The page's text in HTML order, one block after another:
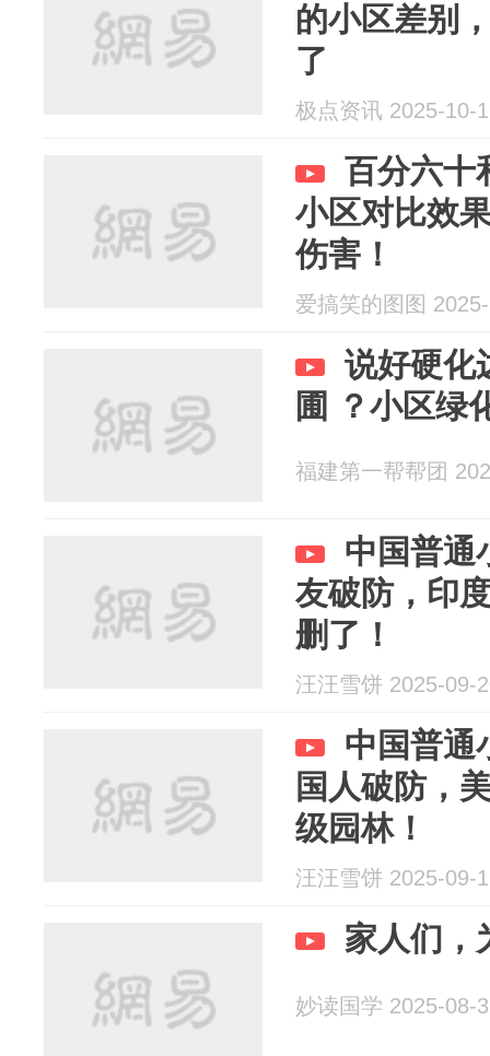
的小区差别
了
极点资讯 2025-10-
百分六十
小区对比效
伤害！
爱搞笑的图图
说好硬化
圃 ？小区绿
福建第一帮帮团
中国普通
友破防，印
删了！
汪汪雪饼 2025-09-
中国普通
国人破防，
级园林！
汪汪雪饼 2025-09-
家人们，
妙读国学 2025-08-